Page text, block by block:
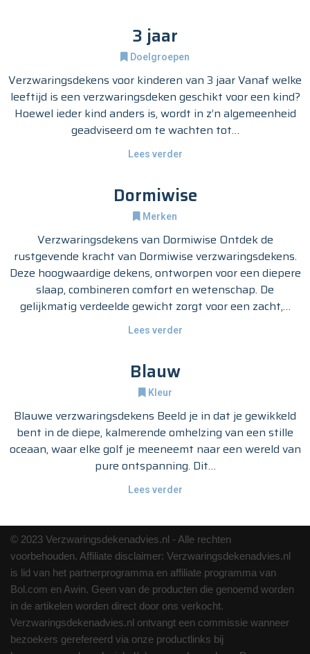
3 jaar
Doelgroepen
Verzwaringsdekens voor kinderen van 3 jaar Vanaf welke
leeftijd is een verzwaringsdeken geschikt voor een kind?
Hoewel ieder kind anders is, wordt in z’n algemeenheid
geadviseerd om te wachten tot…
Lees verder
Dormiwise
Merken
Verzwaringsdekens van Dormiwise Ontdek de
rustgevende kracht van Dormiwise verzwaringsdekens.
Deze hoogwaardige dekens, ontworpen voor een diepere
slaap, combineren comfort en wetenschap. De
gelijkmatig verdeelde gewicht zorgt voor een zacht,…
Lees verder
Blauw
Kleur
Blauwe verzwaringsdekens Beeld je in dat je gewikkeld
bent in de diepe, kalmerende omhelzing van een stille
oceaan, waar elke golf je meeneemt naar een wereld van
pure ontspanning. Dit…
Lees verder
© 2023 Verzwaringsdekenadvies.nl - Alle rechten
voorbehouden. Affiliate disclaimer: Verzwaringsdekenadvies.nl
is lid van het partnerprogramma en affiliate programma van
Bol.com en Awin. Geen van de producten die genoemd worden
in de artikelen worden direct door ons verkocht.
Verzwaringsdekenadvies.nl ontvangt een commissie wanneer
bezoekers gerefereerd via onze productlinks bij